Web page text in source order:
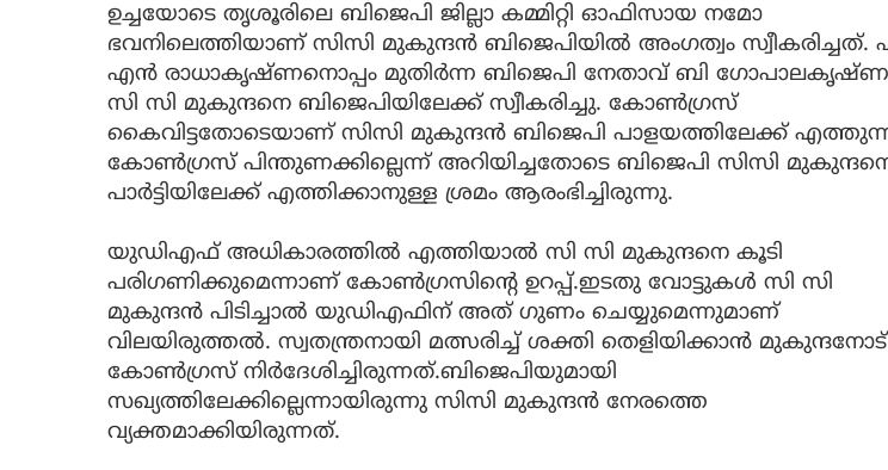
ഉച്ചയോടെ തൃശൂരിലെ ബിജെപി ജില്ലാ കമ്മിറ്റി ഓഫിസായ നമോ
ഭവനിലെത്തിയാണ് സിസി മുകുന്ദന്‍ ബിജെപിയില്‍ അംഗത്വം സ്വീകരിച്ചത്.
എന്‍ രാധാകൃഷ്ണനൊപ്പം മുതിര്‍ന്ന ബിജെപി നേതാവ് ബി
സി സി മുകുന്ദനെ ബിജെപിയിലേക്ക് സ്വീകരിച്ചു. കോണ്‍ഗ്രസ്
കൈവിട്ടതോടെയാണ് സിസി മുകുന്ദന്‍ ബിജെപി പാളയത്തിലേക്ക്
കോണ്‍ഗ്രസ് പിന്തുണക്കില്ലെന്ന് അറിയിച്ചതോടെ ബിജെപി സിസി
പാര്‍ട്ടിയിലേക്ക് എത്തിക്കാനുള്ള ശ്രമം ആരംഭിച്ചിരുന്നു.
യുഡിഎഫ് അധികാരത്തില്‍ എത്തിയാല്‍ സി സി മുകുന്ദനെ കൂടി
പരിഗണിക്കുമെന്നാണ് കോണ്‍ഗ്രസിന്റെ ഉറപ്പ്.ഇടതു വോട്ടുകള്‍ സി സി
മുകുന്ദന്‍ പിടിച്ചാല്‍ യുഡിഎഫിന് അത് ഗുണം ചെയ്യുമെന്നുമാണ്
വിലയിരുത്തല്‍. സ്വതന്ത്രനായി മത്സരിച്ച് ശക്തി തെളിയിക്കാന്‍ മുകുന്ദനോട്
കോണ്‍ഗ്രസ് നിർദേശിച്ചിരുന്നത്.ബിജെപിയുമായി
സഖ്യത്തിലേക്കില്ലെന്നായിരുന്നു സിസി മുകുന്ദന്‍ നേരത്തെ
വ്യക്തമാക്കിയിരുന്നത്.